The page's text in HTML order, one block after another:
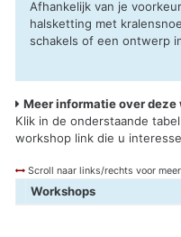
Afhankelijk van je
halsketting met
schakels of een ontwerp
Meer informatie over
Klik in de onderstaande
workshop link die u
Scroll naar links/rechts voor
Workshops